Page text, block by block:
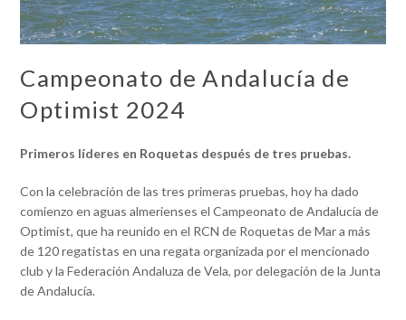
Campeonato de Andalucía de
Optimist 2024
Primeros líderes en Roquetas después de tres pruebas.
Con la celebración de las tres primeras pruebas, hoy ha dado
comienzo en aguas almerienses el Campeonato de Andalucía de
Optimist, que ha reunido en el RCN de Roquetas de Mar a más
de 120 regatistas en una regata organizada por el mencionado
club y la Federación Andaluza de Vela, por delegación de la Junta
de Andalucía.